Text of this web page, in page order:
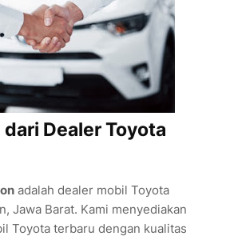
Dealer Toyota
adalah dealer mobil Toyota
Jawa Barat. Kami menyediakan
Toyota terbaru dengan kualitas